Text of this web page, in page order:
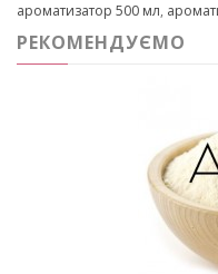
ароматизатор 500 мл,
РЕКОМЕНДУЄМО